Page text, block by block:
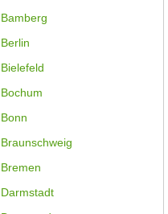
Bamberg
Berlin
Bielefeld
Bochum
Bonn
Braunschweig
Bremen
Darmstadt